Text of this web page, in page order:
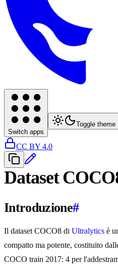
Switch apps
Toggle theme
CC BY 4.0
Dataset
Introduzione#
Il dataset COCO8 di Ultralytics è
compatto ma potente, costituito
COCO train 2017: 4 per